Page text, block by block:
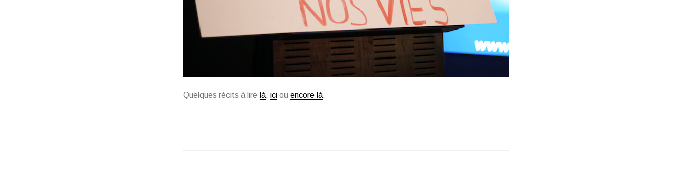
Quelques récits à lire là, ici ou encore là.